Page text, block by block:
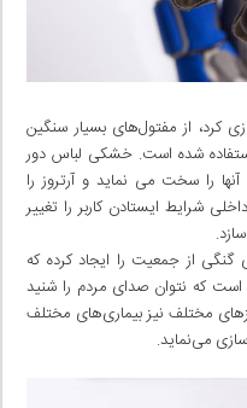
کرد، از مفتول‌های بسیار سنگین
شده است. خشکی لباس دور
را سخت می نماید و آرتروز را
شرایط ایستادن کاربر را تغییر
از جمعیت را ایجاد کرده که
که نتوان صدای مردم را شنید
مختلف نیز بیماری‌های مختلف
می‌نماید.